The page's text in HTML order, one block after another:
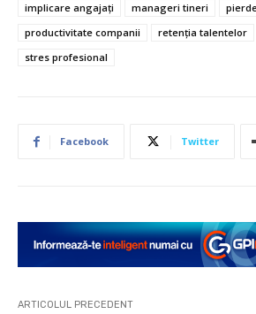
implicare angajați
manageri tineri
productivitate companii
retenția talentelor
stres profesional
Facebook Twitter
ARTICOLUL PRECEDENT